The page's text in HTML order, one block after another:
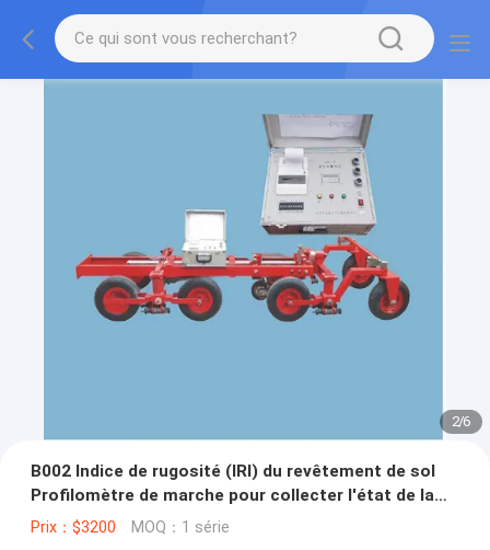
2/6
B002 Indice de rugosité (IRI) du revêtement de sol
Profilomètre de marche pour collecter l'état de la
surface Évaluation de la rugosité
Prix：$3200 MOQ：1 série